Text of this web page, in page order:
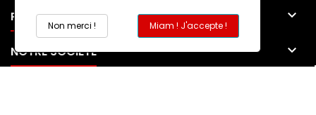
PRODUITS 
NOTRE SOCIÉTÉ 
Miam ! J'accepte !
Non merci !